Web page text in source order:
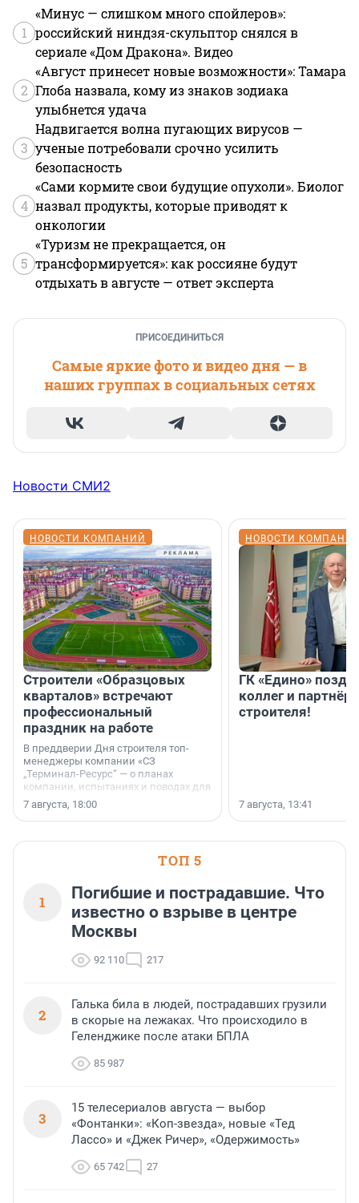
1
«Минус — слишком много спойлеров»:
российский ниндзя-скульптор снялся в
сериале «Дом Дракона». Видео
2
«Август принесет новые возможности»: Тамара
Глоба назвала, кому из знаков зодиака
улыбнется удача
3
Надвигается волна пугающих вирусов —
ученые потребовали срочно усилить
безопасность
4
«Сами кормите свои будущие опухоли». Биолог
назвал продукты, которые приводят к
онкологии
5
«Туризм не прекращается, он
трансформируется»: как россияне будут
отдыхать в августе — ответ эксперта
ПРИСОЕДИНИТЬСЯ
Самые яркие фото и видео дня — в
наших группах в социальных сетях
Новости СМИ2
НОВОСТИ КОМПАНИЙ
Строители «Образцовых
кварталов» встречают
профессиональный
праздник на работе
В преддверии Дня строителя топ-
менеджеры компании «СЗ
„Терминал-Ресурс“ — о планах
компании, испытаниях и поводах для
осторожного оптимизма.
7 августа, 18:00
НОВОСТИ
ГК «Едино»
коллег и
строителя!
7 августа, 13:41
ТОП 5
1
Погибшие и пострадавшие. Что
известно о взрыве в центре
Москвы
92 110 217
2
Галька била в людей, пострадавших грузили
в скорые на лежаках. Что происходило в
Геленджике после атаки БПЛА
85 987
3
15 телесериалов августа — выбор
«Фонтанки»: «Коп-звезда», новые «Тед
Лассо» и «Джек Ричер», «Одержимость»
65 742 27